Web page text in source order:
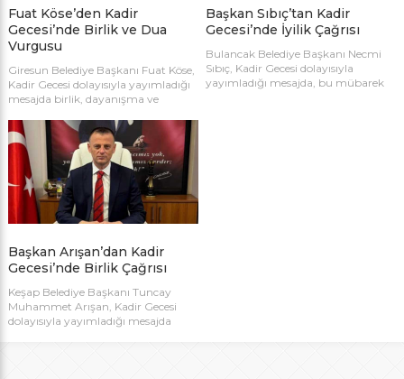
Fuat Köse’den Kadir
Gecesi’nde Birlik ve Dua
Vurgusu
Giresun Belediye Başkanı Fuat Köse,
Kadir Gecesi dolayısıyla yayımladığı
mesajda birlik, dayanışma ve
dikkat çekti. Köse, mübarek gecenin
tüm insanlığa barış, huzur ve sağlık
getirmesi temennisinde bulundu.
Başkan Sıbıç’tan Kadir
Gecesi’nde İyilik Çağrısı
Bulancak Belediye Başkanı Necmi
Sıbıç, Kadir Gecesi dolayısıyla
yayımladığı mesajda, bu mübarek
Başkan Arışan’dan Kadir
Gecesi’nde Birlik Çağrısı
Keşap Belediye Başkanı Tuncay
Muhammet Arışan, Kadir Gecesi
dolayısıyla yayımladığı mesajda